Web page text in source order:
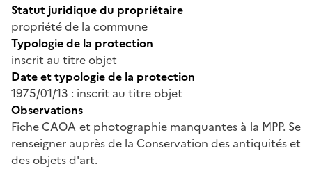
Statut juridique du propriétaire
propriété de la commune
Typologie de la protection
inscrit au titre objet
Date et typologie de la protection
1975/01/13 : inscrit au titre objet
Observations
Fiche CAOA et photographie manquantes à la MPP. Se
renseigner auprès de la Conservation des antiquités et
des objets d'art.